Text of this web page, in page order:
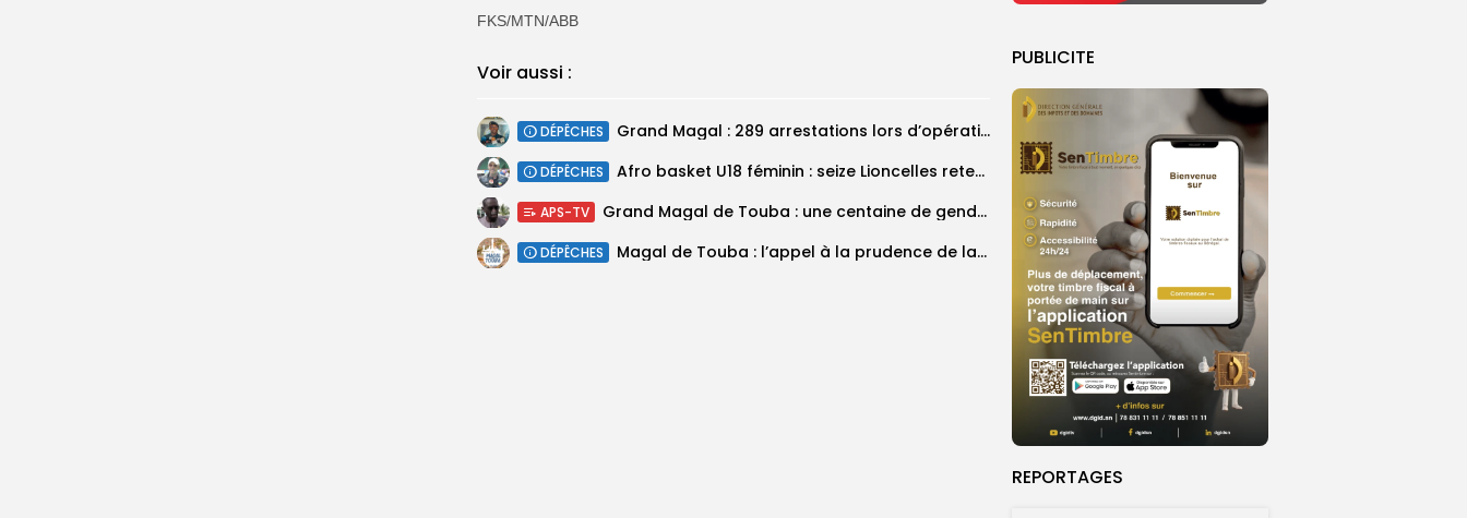
PUBLICITE
REPORTAGES
FKS/MTN/ABB
Voir aussi :
DÉPÊCHES Grand Magal : 289 arrestations lors d’opérations préventives de sécurisation
DÉPÊCHES ‎Afro basket U18 féminin : seize Lioncelles retenues pour l’étape finale de...
APS-TV Grand Magal de Touba : une centaine de gendarmes mobilisés sur les...
DÉPÊCHES Magal de Touba : l’appel à la prudence de la Police sur...